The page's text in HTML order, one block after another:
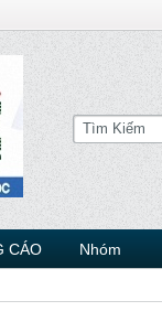
CÁO Nhóm